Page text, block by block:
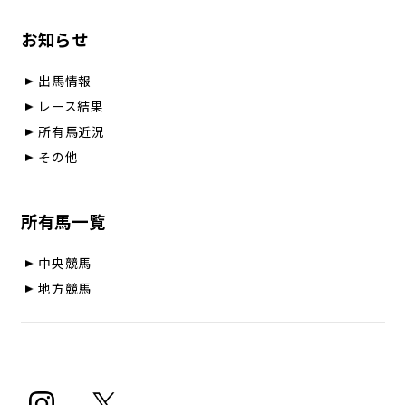
お知らせ
出馬情報
レース結果
所有馬近況
その他
所有馬一覧
中央競馬
地方競馬